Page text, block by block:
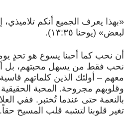
«بهذا يعرف الجميع أنكم
لبعض» (يوحنا ١٣:٣٥).
أن نحب كما أحبنا يسوع هو تحدٍ
نحب فقط من يسهل محبتهم، بل
معهم – أولئك الذين كلماتهم
وقلوبهم مجروحة. المحبة
بالنعمة حتى عندما تُختبر. ففي
تغير قلوبنا لتشبه قلب المسيح حقاً.